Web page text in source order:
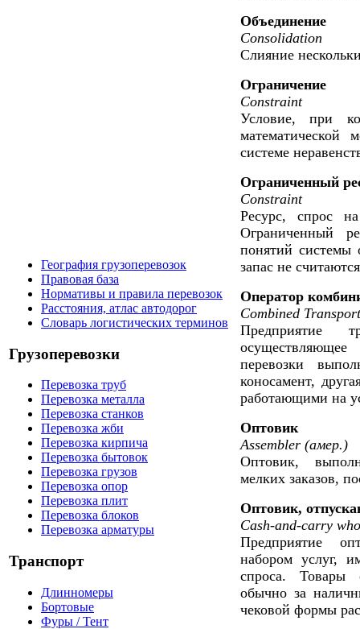
География грузоперевозок
Правовая база
Нормативы и правила перевозок
Расстояния, атлас автодорог
Словарь логистических терминов
Грузоперевозки
Перевозка труб
Перевозка металла
Перевозка станков
Перевозка жби
Перевозка кирпича
Перевозка бытовок
Перевозка грузов
Перевозка опор
Перевозка плит
Перевозка блоков
Перевозка арматуры
Транспорт
Длинномеры
Бортовые
Фуры / Тент
Объединение
Consolidation
Слияние
Ограничение
Constraint
Условие, при
математической
системе
Ограниченный
Constraint
Ресурс, спрос
Ограниченный
понятий системы
запас не
Оператор
Combined
Предприятие
перевозки
коносамент,
работающими на
Оптовик
Assembler (амер.)
Оптовик,
мелких заказов,
Оптовик,
Cash-and-carry
Предприятие
набором услуг,
спроса. Товары
обычно за
чековой формы